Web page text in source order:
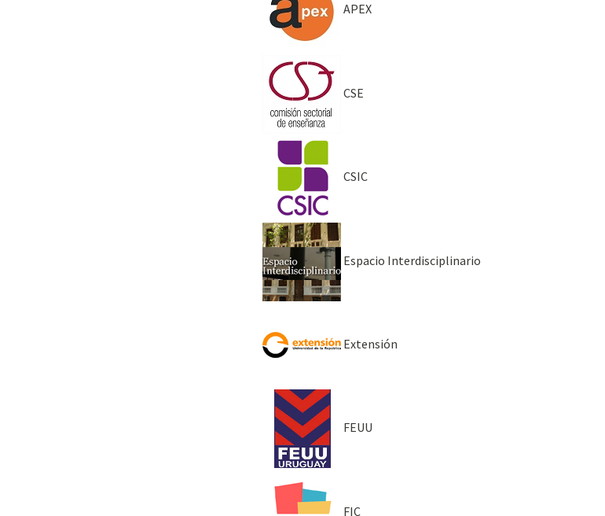
APEX
CSE
CSIC
Espacio Interdisciplinario
Extensión
FEUU
FIC